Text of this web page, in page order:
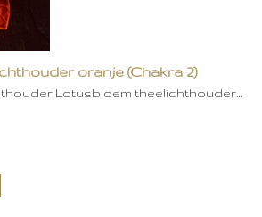
oranje (Chakra 2)
Lotusbloem theelichthouder…